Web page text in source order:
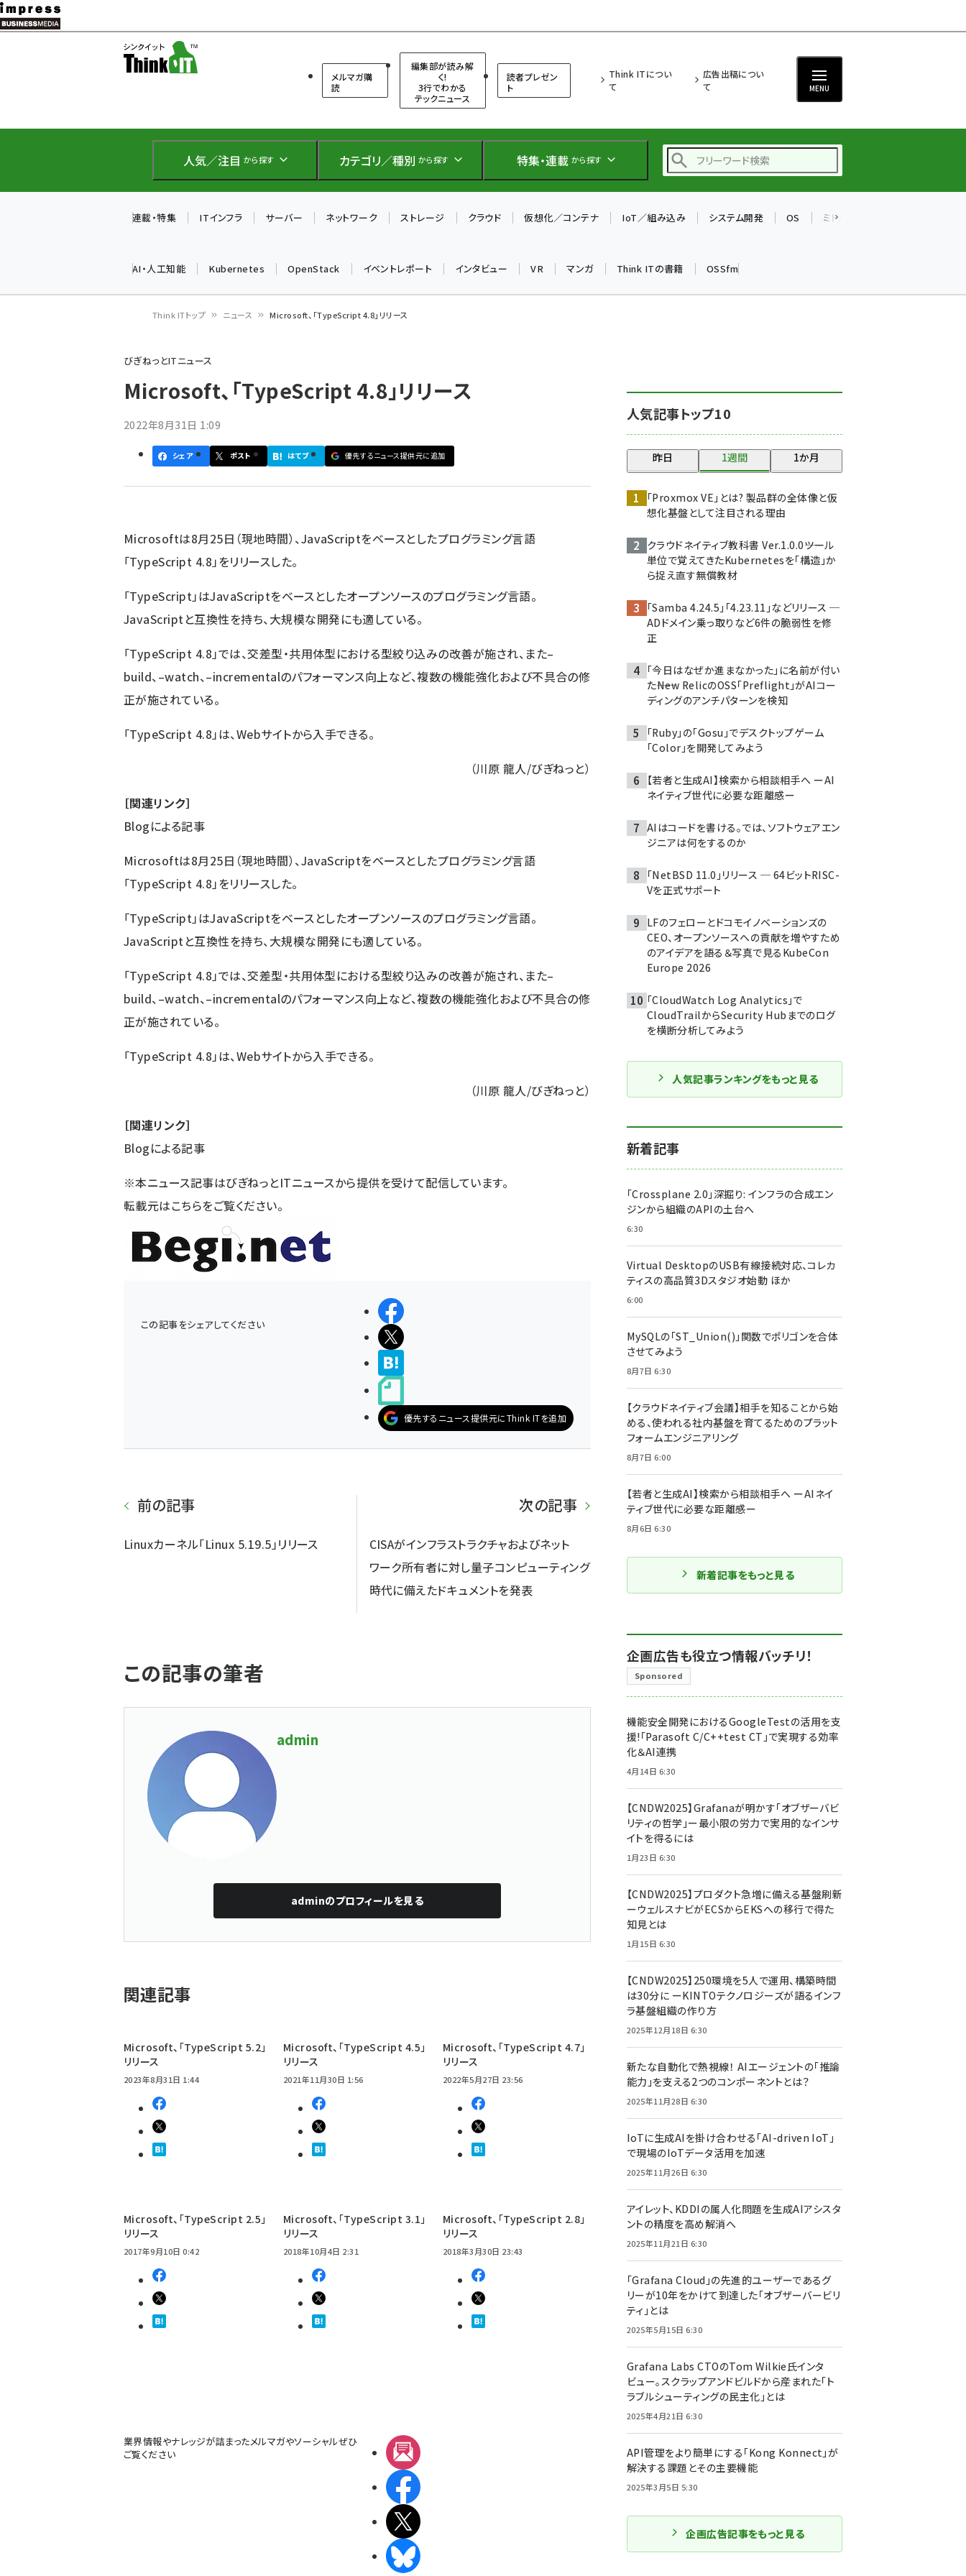
メ
イ
テ
に
メルマガ購
読
編集部が読み解
く!
3行でわかる
テックニュース
読者プレゼン
ト
Think ITについ
て
広告出稿につい
て
MENU
人気／注目 から探す カテゴリ／種別 から探す 特集・連載 から探す
仲間と築いた勝利の絆～
drupal (1980)
genai (1503)
abc123 (1379)
連載・特集 ITインフラ サーバー ネットワーク ストレージ クラウド 仮想化／コンテナ IoT／組み込み システム開発 OS ミドルウェア
AI・人工知能 Kubernetes OpenStack イベントレポート インタビュー VR マンガ Think ITの書籍 OSSfm
ン
く
ず
Think ITトップ ニュース Microsoft、「TypeScript 4.8」リリース
びぎねっとITニュース
Microsoft、「TypeScript 4.8」リリース
2022年8月31日 1:09
シェア ポスト はてブ 優先するニュース提供元に追加
Microsoftは8月25日（現地時間）、JavaScriptをベースとしたプログラミング言語
「TypeScript 4.8」 をリリースした。
「TypeScript」はJavaScriptをベースとしたオープンソースのプログラミング言語。
JavaScriptと互換性を持ち、大規模な開発にも適している。
「TypeScript 4.8」では、交差型・共用体型における型絞り込みの改善が施され、また–
build、–watch、–incrementalのパフォーマンス向上など、複数の機能強化および不具合の修
正が施されている。
「TypeScript 4.8」は、Webサイトから入手できる。
（川原 龍人/びぎねっと）
［関連リンク］
Blogによる記事
Microsoftは8月25日（現地時間）、JavaScriptをベースとしたプログラミング言語
「TypeScript 4.8」 をリリースした。
「TypeScript」はJavaScriptをベースとしたオープンソースのプログラミング言語。
JavaScriptと互換性を持ち、大規模な開発にも適している。
「TypeScript 4.8」では、交差型・共用体型における型絞り込みの改善が施され、また–
build、–watch、–incrementalのパフォーマンス向上など、複数の機能強化および不具合の修
正が施されている。
「TypeScript 4.8」は、Webサイトから入手できる。
（川原 龍人/びぎねっと）
［関連リンク］
Blogによる記事
※本ニュース記事はびぎねっとITニュースから提供を受けて配信しています。
転載元はこちらをご覧ください。
この記事をシェアしてください
シェアする
ポストする
優先するニュース提供元にThink ITを追加
前の記事
Linuxカーネル「Linux 5.19.5」リリース
次の記事
CISAがインフラストラクチャおよびネット
ワーク所有者に対し量子コンピューティング
時代に備えたドキュメントを発表
この記事の筆者
admin
adminのプロフィールを見る
関連記事
Microsoft、「TypeScript 5.2」
リリース
2023年8月31日 1:44
Microsoft、「TypeScript 4.5」
リリース
2021年11月30日 1:56
Microsoft、「TypeScript 4.7」
リリース
2022年5月27日 23:56
Microsoft、「TypeScript 2.5」
リリース
2017年9月10日 0:42
Microsoft、「TypeScript 3.1」
リリース
2018年10月4日 2:31
Microsoft、「TypeScript 2.8」
リリース
2018年3月30日 23:43
業界情報やナレッジが詰まったメルマガやソーシャルぜひ
ご覧ください
人気記事トップ10
昨日 1週間 1か月
「Proxmox VE」とは? 製品群の全体像と仮
想化基盤として注目される理由
クラウドネイティブ教科書 Ver.1.0.0――ツール
単位で覚えてきたKubernetesを「構造」か
ら捉え直す無償教材
「Samba 4.24.5」「4.23.11」などリリース ─
ADドメイン乗っ取りなど6件の脆弱性を修
正
「今日はなぜか進まなかった」に名前が付い
た――New RelicのOSS「Preflight」がAIコー
ディングのアンチパターンを検知
「Ruby」の「Gosu」でデスクトップゲーム
「Color」を開発してみよう
【若者と生成AI】検索から相談相手へ ーAI
ネイティブ世代に必要な距離感ー
AIはコードを書ける。では、ソフトウェアエン
ジニアは何をするのか
「NetBSD 11.0」リリース ─ 64ビットRISC-
Vを正式サポート
LFのフェローとドコモイノベーションズの
CEO、オープンソースへの貢献を増やすため
のアイデアを語る＆写真で見るKubeCon
Europe 2026
「CloudWatch Log Analytics」で
CloudTrailからSecurity Hubまでのログ
を横断分析してみよう
人気記事ランキングをもっと見る
新着記事
「Crossplane 2.0」深掘り: インフラの合成エン
ジンから組織のAPIの土台へ
6:30
Virtual DesktopのUSB有線接続対応、コレカ
ティスの高品質3Dスタジオ始動 ほか
6:00
MySQLの「ST_Union()」関数でポリゴンを合体
させてみよう
8月7日 6:30
【クラウドネイティブ会議】相手を知ることから始
める、使われる社内基盤を育てるためのプラット
フォームエンジニアリング
8月7日 6:00
【若者と生成AI】検索から相談相手へ ーAIネイ
ティブ世代に必要な距離感ー
8月6日 6:30
新着記事をもっと見る
企画広告も役立つ情報バッチリ！
Sponsored
機能安全開発におけるGoogleTestの活用を支
援!「Parasoft C/C++test CT」で実現する効率
化＆AI連携
4月14日 6:30
【CNDW2025】Grafanaが明かす「オブザーバビ
リティの哲学」ー最小限の労力で実用的なインサ
イトを得るには
1月23日 6:30
【CNDW2025】プロダクト急増に備える基盤刷新
ーウェルスナビがECSからEKSへの移行で得た
知見とは
1月15日 6:30
【CNDW2025】250環境を5人で運用、構築時間
は30分に ーKINTOテクノロジーズが語るインフ
ラ基盤組織の作り方
2025年12月18日 6:30
新たな自動化で熱視線！ AIエージェントの「推論
能力」を支える2つのコンポーネントとは？
2025年11月28日 6:30
IoTに生成AIを掛け合わせる「AI-driven IoT」
で現場のIoTデータ活用を加速
2025年11月26日 6:30
アイレット、KDDIの属人化問題を生成AIアシスタ
ントの精度を高め解消へ
2025年11月21日 6:30
「Grafana Cloud」の先進的ユーザーであるグ
リーが10年をかけて到達した「オブザーバービリ
ティ」とは
2025年5月15日 6:30
Grafana Labs CTOのTom Wilkie氏インタ
ビュー。スクラップアンドビルドから産まれた「ト
ラブルシューティングの民主化」とは
2025年4月21日 6:30
API管理をより簡単にする「Kong Konnect」が
解決する課題とその主要機能
2025年3月5日 5:30
企画広告記事をもっと見る